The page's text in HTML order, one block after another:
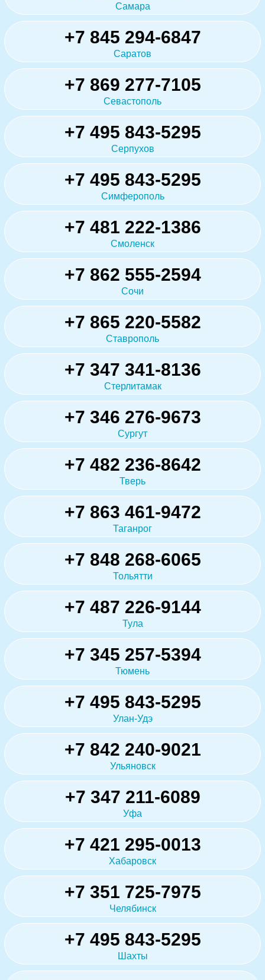
Самара
+7 845 294-6847
Саратов
+7 869 277-7105
Севастополь
+7 495 843-5295
Серпухов
+7 495 843-5295
Симферополь
+7 481 222-1386
Смоленск
+7 862 555-2594
Сочи
+7 865 220-5582
Ставрополь
+7 347 341-8136
Стерлитамак
+7 346 276-9673
Сургут
+7 482 236-8642
Тверь
+7 863 461-9472
Таганрог
+7 848 268-6065
Тольятти
+7 487 226-9144
Тула
+7 345 257-5394
Тюмень
+7 495 843-5295
Улан-Удэ
+7 842 240-9021
Ульяновск
+7 347 211-6089
Уфа
+7 421 295-0013
Хабаровск
+7 351 725-7975
Челябинск
+7 495 843-5295
Шахты